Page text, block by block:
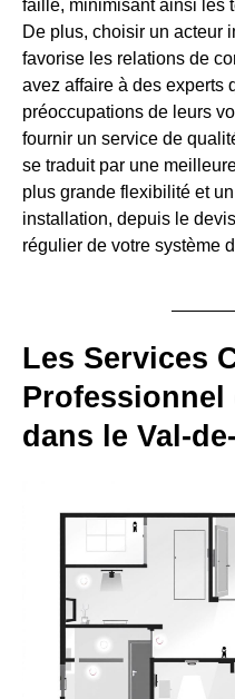
faille, minimisant ainsi les
De plus, choisir un acteur
favorise les relations de
avez affaire à des experts
préoccupations de leurs
fournir un service de
se traduit par une
plus grande flexibilité et
installation, depuis le
régulier de votre système
Les Services
Professionnel
dans le Val-